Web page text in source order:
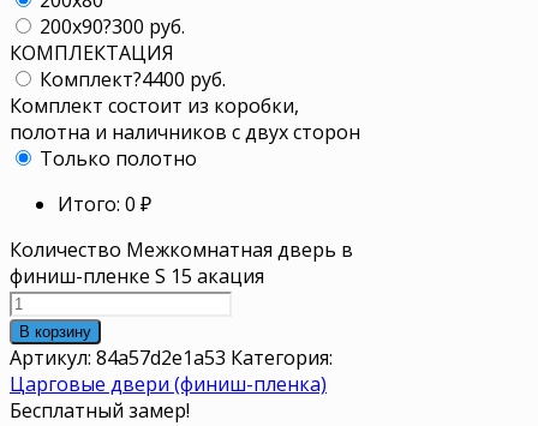
200x90?300 руб.
КОМПЛЕКТАЦИЯ
Комплект?4400 руб.
Комплект состоит из коробки,
полотна и наличников с двух сторон
Только полотно
Итого: 0 ₽
Количество Межкомнатная дверь в
финиш-пленке S 15 акация
В корзину
Артикул: 84a57d2e1a53 Категория:
Царговые двери (финиш-пленка)
Бесплатный замер!